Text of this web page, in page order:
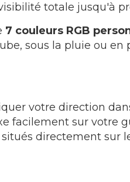
totale jusqu'à
7 couleurs RGB
sous la pluie ou en
votre direction
facilement sur votre
situés directement sur